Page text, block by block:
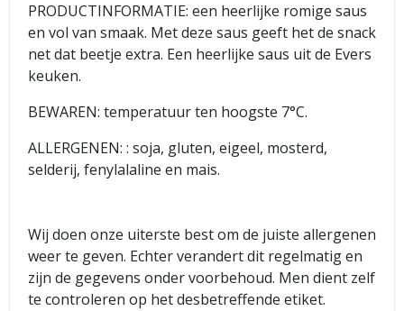
PRODUCTINFORMATIE: een heerlijke romige saus
en vol van smaak. Met deze saus geeft het de snack
net dat beetje extra. Een heerlijke saus uit de Evers
keuken.
BEWAREN: temperatuur ten hoogste 7°C.
ALLERGENEN: : soja, gluten, eigeel, mosterd,
selderij, fenylalaline en mais.
Wij doen onze uiterste best om de juiste allergenen
weer te geven. Echter verandert dit regelmatig en
zijn de gegevens onder voorbehoud. Men dient zelf
te controleren op het desbetreffende etiket.